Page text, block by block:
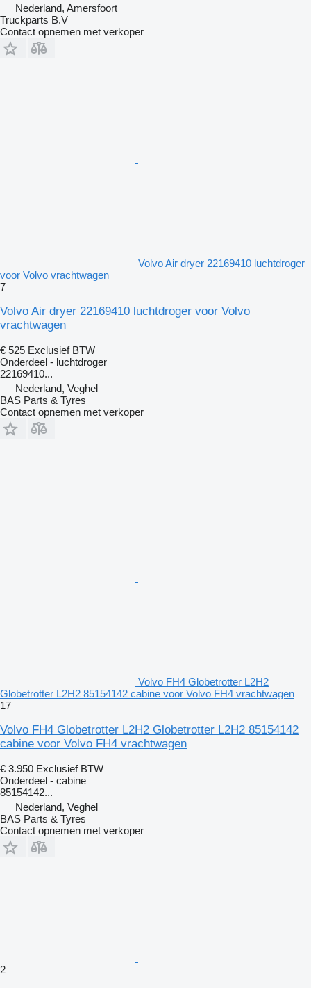
Nederland, Amersfoort
Truckparts B.V
Contact opnemen met verkoper
Volvo Air dryer 22169410 luchtdroger
voor Volvo vrachtwagen
7
Volvo Air dryer 22169410 luchtdroger voor Volvo
vrachtwagen
€ 525 Exclusief BTW
Onderdeel - luchtdroger
22169410...
Nederland, Veghel
BAS Parts & Tyres
Contact opnemen met verkoper
Volvo FH4 Globetrotter L2H2
Globetrotter L2H2 85154142 cabine voor Volvo FH4 vrachtwagen
17
Volvo FH4 Globetrotter L2H2 Globetrotter L2H2 85154142
cabine voor Volvo FH4 vrachtwagen
€ 3.950 Exclusief BTW
Onderdeel - cabine
85154142...
Nederland, Veghel
BAS Parts & Tyres
Contact opnemen met verkoper
2